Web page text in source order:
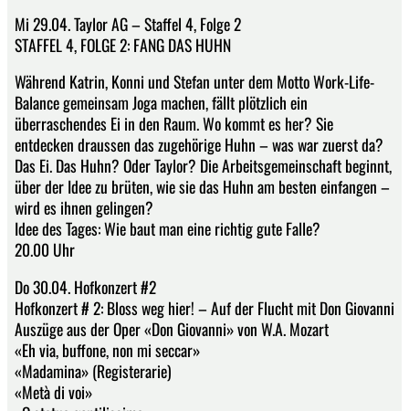
Mi 29.04. Taylor AG – Staffel 4, Folge 2
STAFFEL 4, FOLGE 2: FANG DAS HUHN
Während Katrin, Konni und Stefan unter dem Motto Work-Life-
Balance gemeinsam Joga machen, fällt plötzlich ein
überraschendes Ei in den Raum. Wo kommt es her? Sie
entdecken draussen das zugehörige Huhn – was war zuerst da?
Das Ei. Das Huhn? Oder Taylor? Die Arbeitsgemeinschaft beginnt,
über der Idee zu brüten, wie sie das Huhn am besten einfangen –
wird es ihnen gelingen?
Idee des Tages: Wie baut man eine richtig gute Falle?
20.00 Uhr
Do 30.04. Hofkonzert #2
Hofkonzert # 2: Bloss weg hier! – Auf der Flucht mit Don Giovanni
Auszüge aus der Oper «Don Giovanni» von W.A. Mozart
«Eh via, buffone, non mi seccar»
«Madamina» (Registerarie)
«Metà di voi»